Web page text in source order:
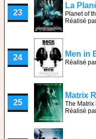
23
La
Planet of
Réalisé
24 Men in
Réalisé
25
Matrix
The Matrix
Réalisé